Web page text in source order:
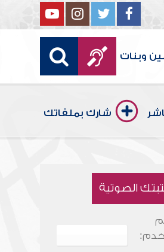
وبنات
شارك بملفاتك
الصوتية